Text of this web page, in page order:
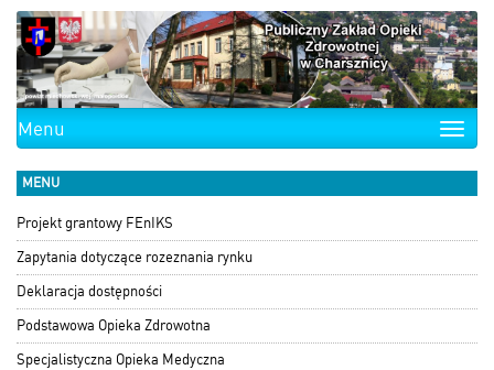
Toggle
Menu
MENU
Projekt grantowy FEnIKS
Zapytania dotyczące rozeznania rynku
Deklaracja dostępności
Podstawowa Opieka Zdrowotna
Specjalistyczna Opieka Medyczna